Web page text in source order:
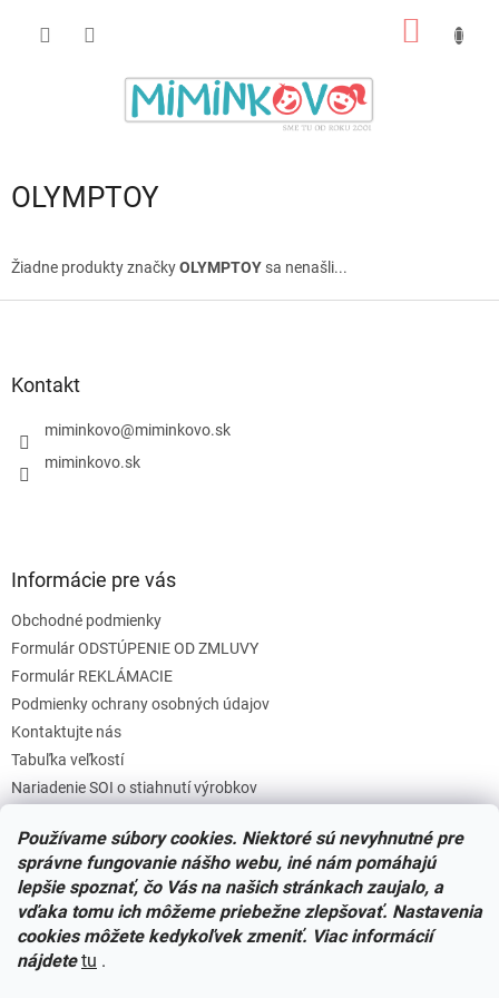
Používame súbory cookies. Niektoré sú nevyhnutné pre
správne fungovanie nášho webu, iné nám pomáhajú
lepšie spoznať, čo Vás na našich stránkach zaujalo, a
vďaka tomu ich môžeme priebežne zlepšovať. Nastavenia
cookies môžete kedykoľvek zmeniť. Viac informácií
nájdete tu .
OLYMPTOY
Žiadne produkty značkyOLYMPTOY sa nenašli...
Kontakt
miminkovo@miminkovo.sk
miminkovo.sk
Informácie pre vás
Obchodné podmienky
Formulár ODSTÚPENIE OD ZMLUVY
Formulár REKLÁMACIE
Podmienky ochrany osobných údajov
Kontaktujte nás
Tabuľka veľkostí
Nariadenie SOI o stiahnutí výrobkov
Zásady súborov COOKIES
Facebook